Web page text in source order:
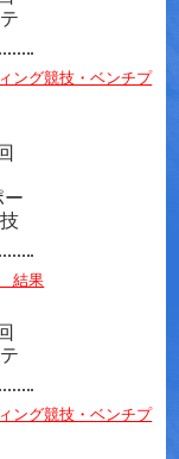
ング競技・ベンチプ
ー
結果
ング競技・ベンチプ